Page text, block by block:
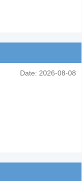
Date: 2026-08-08